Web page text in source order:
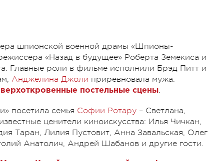
шпионской военной драмы «Шпионы-
«Назад в будущее» Роберта Земекиса и
Главные роли в фильме исполнили Брэд Питт и
Анджелина Джоли приревновала мужа.
постельные сцены.
посетила семья Софии Ротару – Светлана,
ценители киноискусства: Илья Чичкан,
Таран, Лилия Пустовит, Анна Завальская, Олег
Анатолич, Андрей Шабанов и другие гости.